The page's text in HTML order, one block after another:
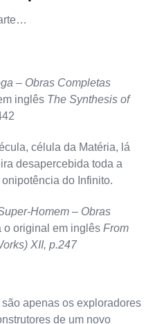
– Obras Completas
inglês The Synthesis of
célula da Matéria, lá
desapercebida toda a
do Infinito.
Homem – Obras
o original em inglês From
XII, p.247
apenas os exploradores
de um novo